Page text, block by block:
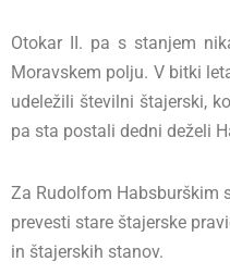
Otokar II. pa s stanjem
Moravskem polju. V bitki
udeležili številni štajerski,
pa sta postali dedni deželi
Za Rudolfom Habsburškim
prevesti stare štajerske
in štajerskih stanov.